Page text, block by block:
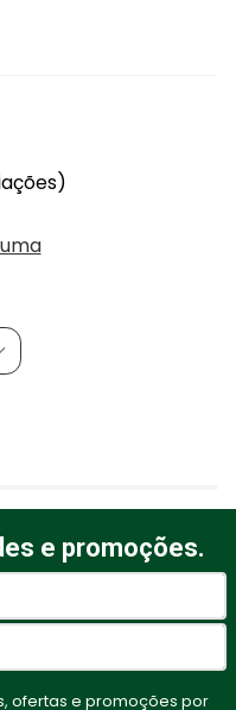
e promoções.
ofertas e promoções por